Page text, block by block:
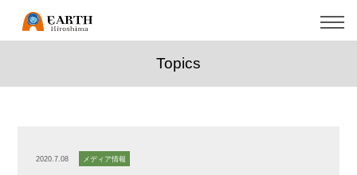
Topics
2020.7.08 メディア情報